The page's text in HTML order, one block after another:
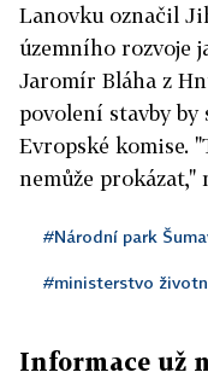
Lanovku označil
územního rozvoje
Jaromír Bláha z
povolení stavby by
Evropské komise.
nemůže prokázat,"
#Národní park
#ministerstvo
Informace už